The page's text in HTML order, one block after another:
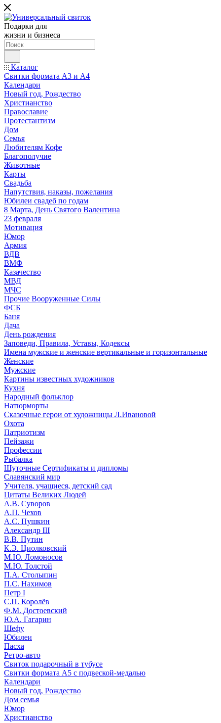
Подарки для
жизни и бизнеса
Каталог
Свитки формата А3 и А4
Календари
Новый год, Рождество
Христианство
Православие
Протестантизм
Дом
Семья
Любителям Кофе
Благополучие
Животные
Карты
Свадьба
Напутствия, наказы, пожелания
Юбилеи свадеб по годам
8 Марта, День Святого Валентина
23 февраля
Мотивация
Юмор
Армия
ВДВ
ВМФ
Казачество
МВД
МЧС
Прочие Вооруженные Силы
ФСБ
Баня
Дача
День рождения
Заповеди, Правила, Уставы, Кодексы
Имена мужские и женские вертикальные и горизонтальные
Женские
Мужские
Картины известных художников
Кухня
Народный фольклор
Натюрморты
Сказочные герои от художницы Л.Ивановой
Охота
Патриотизм
Пейзажи
Профессии
Рыбалка
Шуточные Сертификаты и дипломы
Славянский мир
Учителя, учащиеся, детский сад
Цитаты Великих Людей
А.В. Суворов
А.П. Чехов
А.С. Пушкин
Александр III
В.В. Путин
К.Э. Циолковский
М.Ю. Ломоносов
М.Ю. Толстой
П.А. Столыпин
П.С. Нахимов
Петр I
С.П. Королёв
Ф.М. Достоевский
Ю.А. Гагарин
Шефу
Юбилеи
Пасха
Ретро-авто
Свиток подарочный в тубусе
Свитки формата А5 с подвеской-медалью
Календари
Новый год, Рождество
Дом семья
Юмор
Христианство